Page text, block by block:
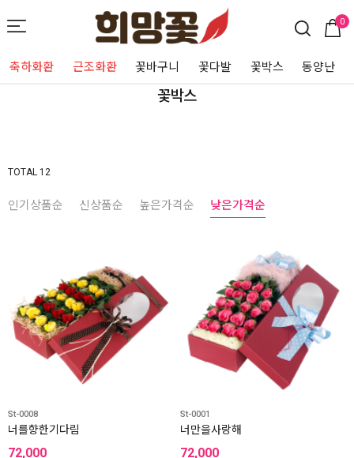
0
축하화환 근조화환 꽃바구니 꽃다발 꽃박스 동양난
꽃박스
TOTAL 12
인기상품순 신상품순 높은가격순 낮은가격순
St-0008
너를향한기다림
72,000
St-0001
너만을사랑해
72,000